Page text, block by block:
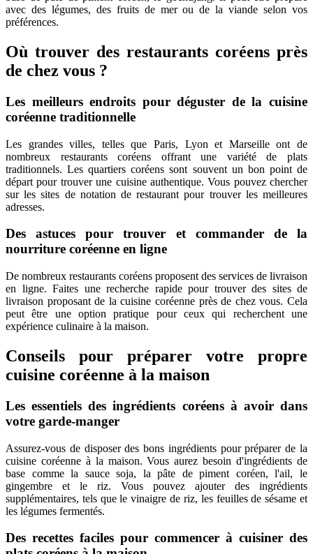
avec des légumes, des fruits de mer ou de la viande selon vos
préférences.
Où trouver des restaurants coréens près
de chez vous ?
Les meilleurs endroits pour déguster de la cuisine
coréenne traditionnelle
Les grandes villes, telles que Paris, Lyon et Marseille ont de
nombreux restaurants coréens offrant une variété de plats
traditionnels. Les quartiers coréens sont souvent un bon point de
départ pour trouver une cuisine authentique. Vous pouvez chercher
sur les sites de notation de restaurant pour trouver les meilleures
adresses.
Des astuces pour trouver et commander de la
nourriture coréenne en ligne
De nombreux restaurants coréens proposent des services de livraison
en ligne. Faites une recherche rapide pour trouver des sites de
livraison proposant de la cuisine coréenne près de chez vous. Cela
peut être une option pratique pour ceux qui recherchent une
expérience culinaire à la maison.
Conseils pour préparer votre propre
cuisine coréenne à la maison
Les essentiels des ingrédients coréens à avoir dans
votre garde-manger
Assurez-vous de disposer des bons ingrédients pour préparer de la
cuisine coréenne à la maison. Vous aurez besoin d'ingrédients de
base comme la sauce soja, la pâte de piment coréen, l'ail, le
gingembre et le riz. Vous pouvez ajouter des ingrédients
supplémentaires, tels que le vinaigre de riz, les feuilles de sésame et
les légumes fermentés.
Des recettes faciles pour commencer à cuisiner des